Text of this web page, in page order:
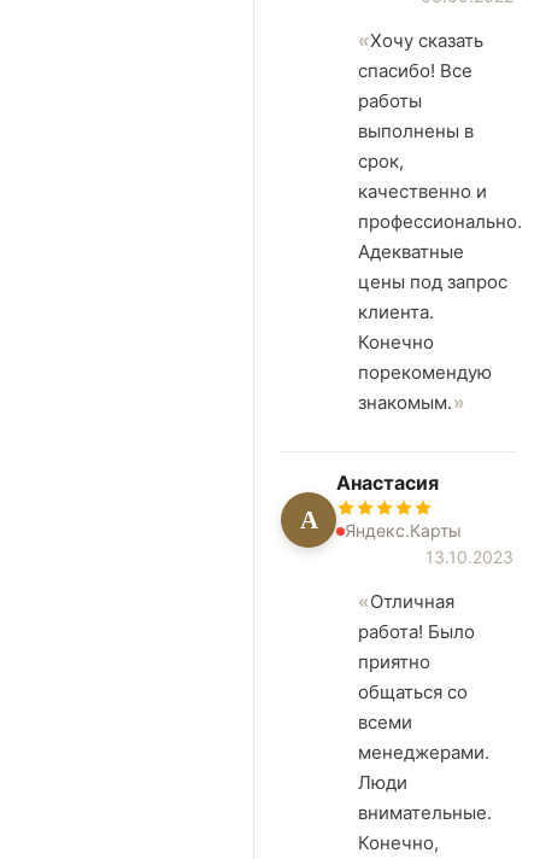
Хочу сказать
спасибо! Все
работы
выполнены в
срок,
качественно и
профессионально.
Адекватные
цены под запрос
клиента.
Конечно
порекомендую
знакомым.
А
Анастасия
Яндекс.Карты
13.10.2023
Отличная
работа! Было
приятно
общаться со
всеми
менеджерами.
Люди
внимательные.
Конечно,